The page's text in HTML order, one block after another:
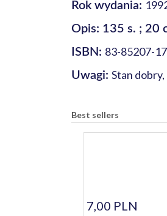
Rok wydania:
Opis: 135 s. ; 20
ISBN: 83-85207-
Uwagi: Stan
Best sellers
7,00 PLN